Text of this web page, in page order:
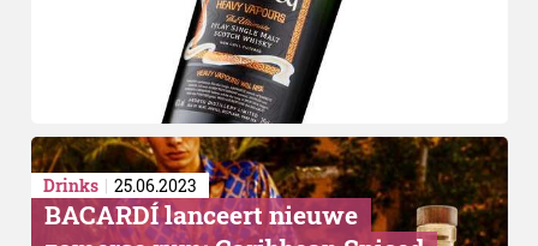
Cocktails
Drinks 25.06.2023
BACARDÍ lanceert nieuwe